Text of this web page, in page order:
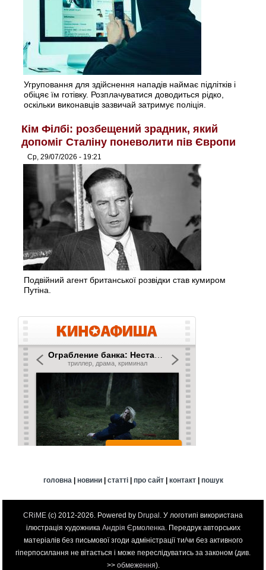
Угруповання для здійснення нападів наймає підлітків і
обіцяє їм готівку. Розплачуватися доводиться рідко,
оскільки виконавців зазвичай затримує поліція.
Кім Філбі: розбещений зрадник, який
допоміг Сталіну поневолити пів Європи
Ср, 29/07/2026 - 19:21
Подвійний агент британської розвідки став кумиром
Путіна.
головна | новини| статті| про сайт| контакт| пошук
CRiME (c) 2012-2026. Powered by Drupal . У логотипі використана
ілюстрація художника Андрія Єрмоленка . Передрук авторських
матеріалів без письмової згоди адміністрації ти/чи без активного
гіперпосилання не вітається і може переслідуватись за законом (див.
>> обмеження).